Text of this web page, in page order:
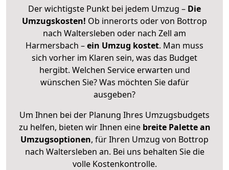
Der wichtigste Punkt bei jedem Umzug – Die
Umzugskosten! Ob innerorts oder von Bottrop
nach Waltersleben oder nach Zell am
Harmersbach –ein Umzug kostet. Man muss
sich vorher im Klaren sein, was das Budget
hergibt. Welchen Service erwarten und
wünschen Sie? Was möchten Sie dafür
ausgeben?
Um Ihnen bei der Planung Ihres Umzugsbudgets
zu helfen, bieten wir Ihnen eine breite Palette an
Umzugsoptionen, für Ihren Umzug von Bottrop
nach Waltersleben an. Bei uns behalten Sie die
volle Kostenkontrolle.